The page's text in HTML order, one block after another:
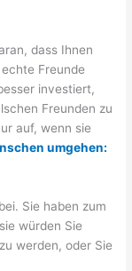
dass Ihnen
Freunde
investiert,
Freunden zu
auf, wenn sie
umgehen:
Sie haben zum
würden Sie
werden, oder Sie